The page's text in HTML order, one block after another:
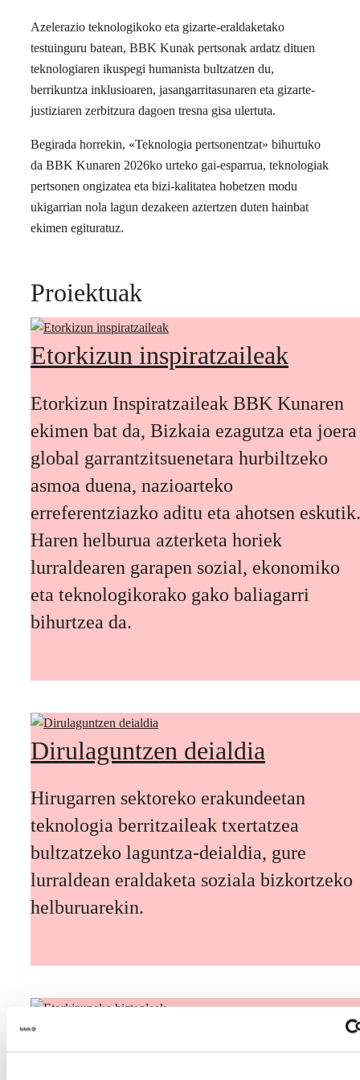
Azelerazio teknologikoko eta gizarte-eraldaketako
testuinguru batean, BBK Kunak pertsonak ardatz dituen
teknologiaren ikuspegi humanista bultzatzen du,
berrikuntza inklusioaren, jasangarritasunaren eta gizarte-
justiziaren zerbitzura dagoen tresna gisa ulertuta.
Begirada horrekin, «Teknologia pertsonentzat» bihurtuko
da BBK Kunaren 2026ko urteko gai-esparrua, teknologiak
pertsonen ongizatea eta bizi-kalitatea hobetzen modu
ukigarrian nola lagun dezakeen aztertzen duten hainbat
ekimen egituratuz.
Proiektuak
Etorkizun inspiratzaileak
Etorkizun Inspiratzaileak BBK Kunaren
ekimen bat da, Bizkaia ezagutza eta joera
global garrantzitsuenetara hurbiltzeko
asmoa duena, nazioarteko
erreferentziazko aditu eta ahotsen eskutik.
Haren helburua azterketa horiek
lurraldearen garapen sozial, ekonomiko
eta teknologikorako gako baliagarri
bihurtzea da.
Dirulaguntzen deialdia
Hirugarren sektoreko erakundeetan
teknologia berritzaileak txertatzea
bultzatzeko laguntza-deialdia, gure
lurraldean eraldaketa soziala bizkortzeko
helburuarekin.
Etorkizuneko biztanleak